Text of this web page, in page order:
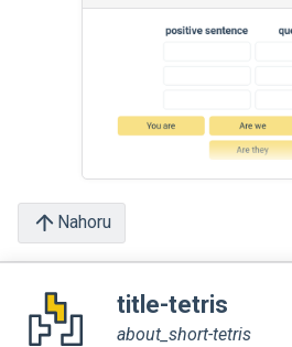
Nahoru
title-tetris
about_short-tetris